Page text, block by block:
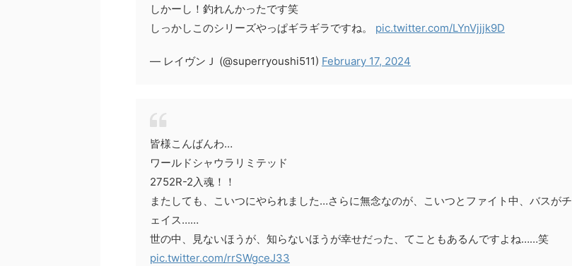
しかーし！釣れんかったです笑
しっかしこのシリーズやっぱギラギラですね。 pic.twitter.com/LYnVjjjk9D
— レイヴンＪ (@superryoushi511) February 17, 2024
皆様こんばんわ…
ワールドシャウラリミテッド
2752R-2入魂！！
またしても、こいつにやられました…さらに無念なのが、こいつとファイト中、バスがチ
ェイス……
世の中、見ないほうが、知らないほうが幸せだった、てこともあるんですよね……笑
pic.twitter.com/rrSWgceJ33